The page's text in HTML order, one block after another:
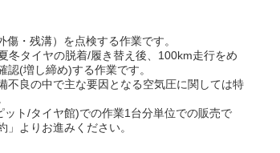
・残溝）を点検する作業です。​
冬タイヤの脱着/履き替え後、100km走行をめ
認(増し締め)する作業です。​
不良の中で主な要因となる空気圧に関しては特
ト/タイヤ館)での作業1台分単位での販売で
よりお進みください。​